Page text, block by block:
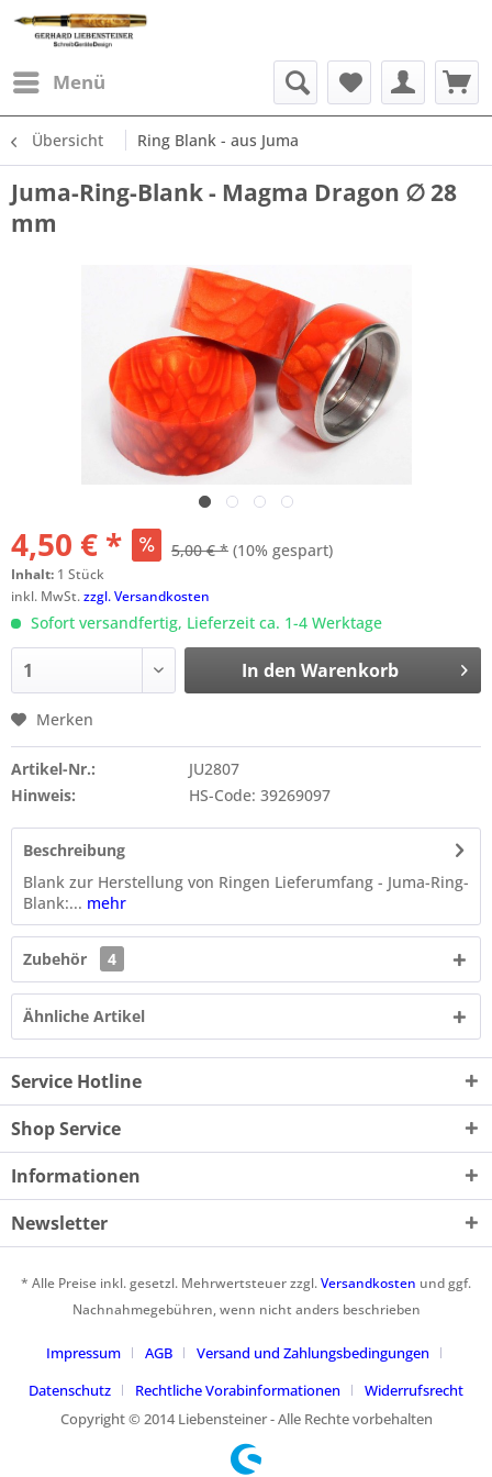
Menü
Übersicht Ring Blank - aus Juma
Juma-Ring-Blank - Magma Dragon ∅ 28
mm
4,50 € * 5,00 € * (10% gespart)
Inhalt: 1 Stück
inkl. MwSt.zzgl. Versandkosten
Sofort versandfertig, Lieferzeit ca. 1-4 Werktage
In den Warenkorb
Merken
Artikel-Nr.:
JU2807
Hinweis:
HS-Code: 39269097
Beschreibung
Blank zur Herstellung von Ringen Lieferumfang - Juma-Ring-
Blank:... mehr
Zubehör 4
Ähnliche Artikel
Service Hotline
Shop Service
Informationen
Newsletter
* Alle Preise inkl. gesetzl. Mehrwertsteuer zzgl.Versandkosten und ggf.
Nachnahmegebühren, wenn nicht anders beschrieben
Impressum AGB
Versand und Zahlungsbedingungen
Datenschutz
Rechtliche Vorabinformationen
Widerrufsrecht
Copyright © 2014 Liebensteiner - Alle Rechte vorbehalten